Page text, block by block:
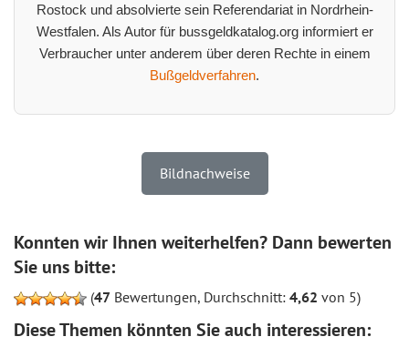
Rostock und absolvierte sein Referendariat in Nordrhein-
Westfalen. Als Autor für bussgeldkatalog.org informiert er
Verbraucher unter anderem über deren Rechte in einem
Bußgeldverfahren.
Bildnachweise
Konnten wir Ihnen weiterhelfen? Dann bewerten
Sie uns bitte:
(47 Bewertungen, Durchschnitt: 4,62 von 5)
Diese Themen könnten Sie auch interessieren: